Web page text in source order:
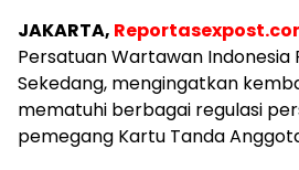
JAKARTA,
Persatuan Wartawan Indonesia
Sekedang, mengingatkan
mematuhi berbagai regulasi
pemegang Kartu Tanda